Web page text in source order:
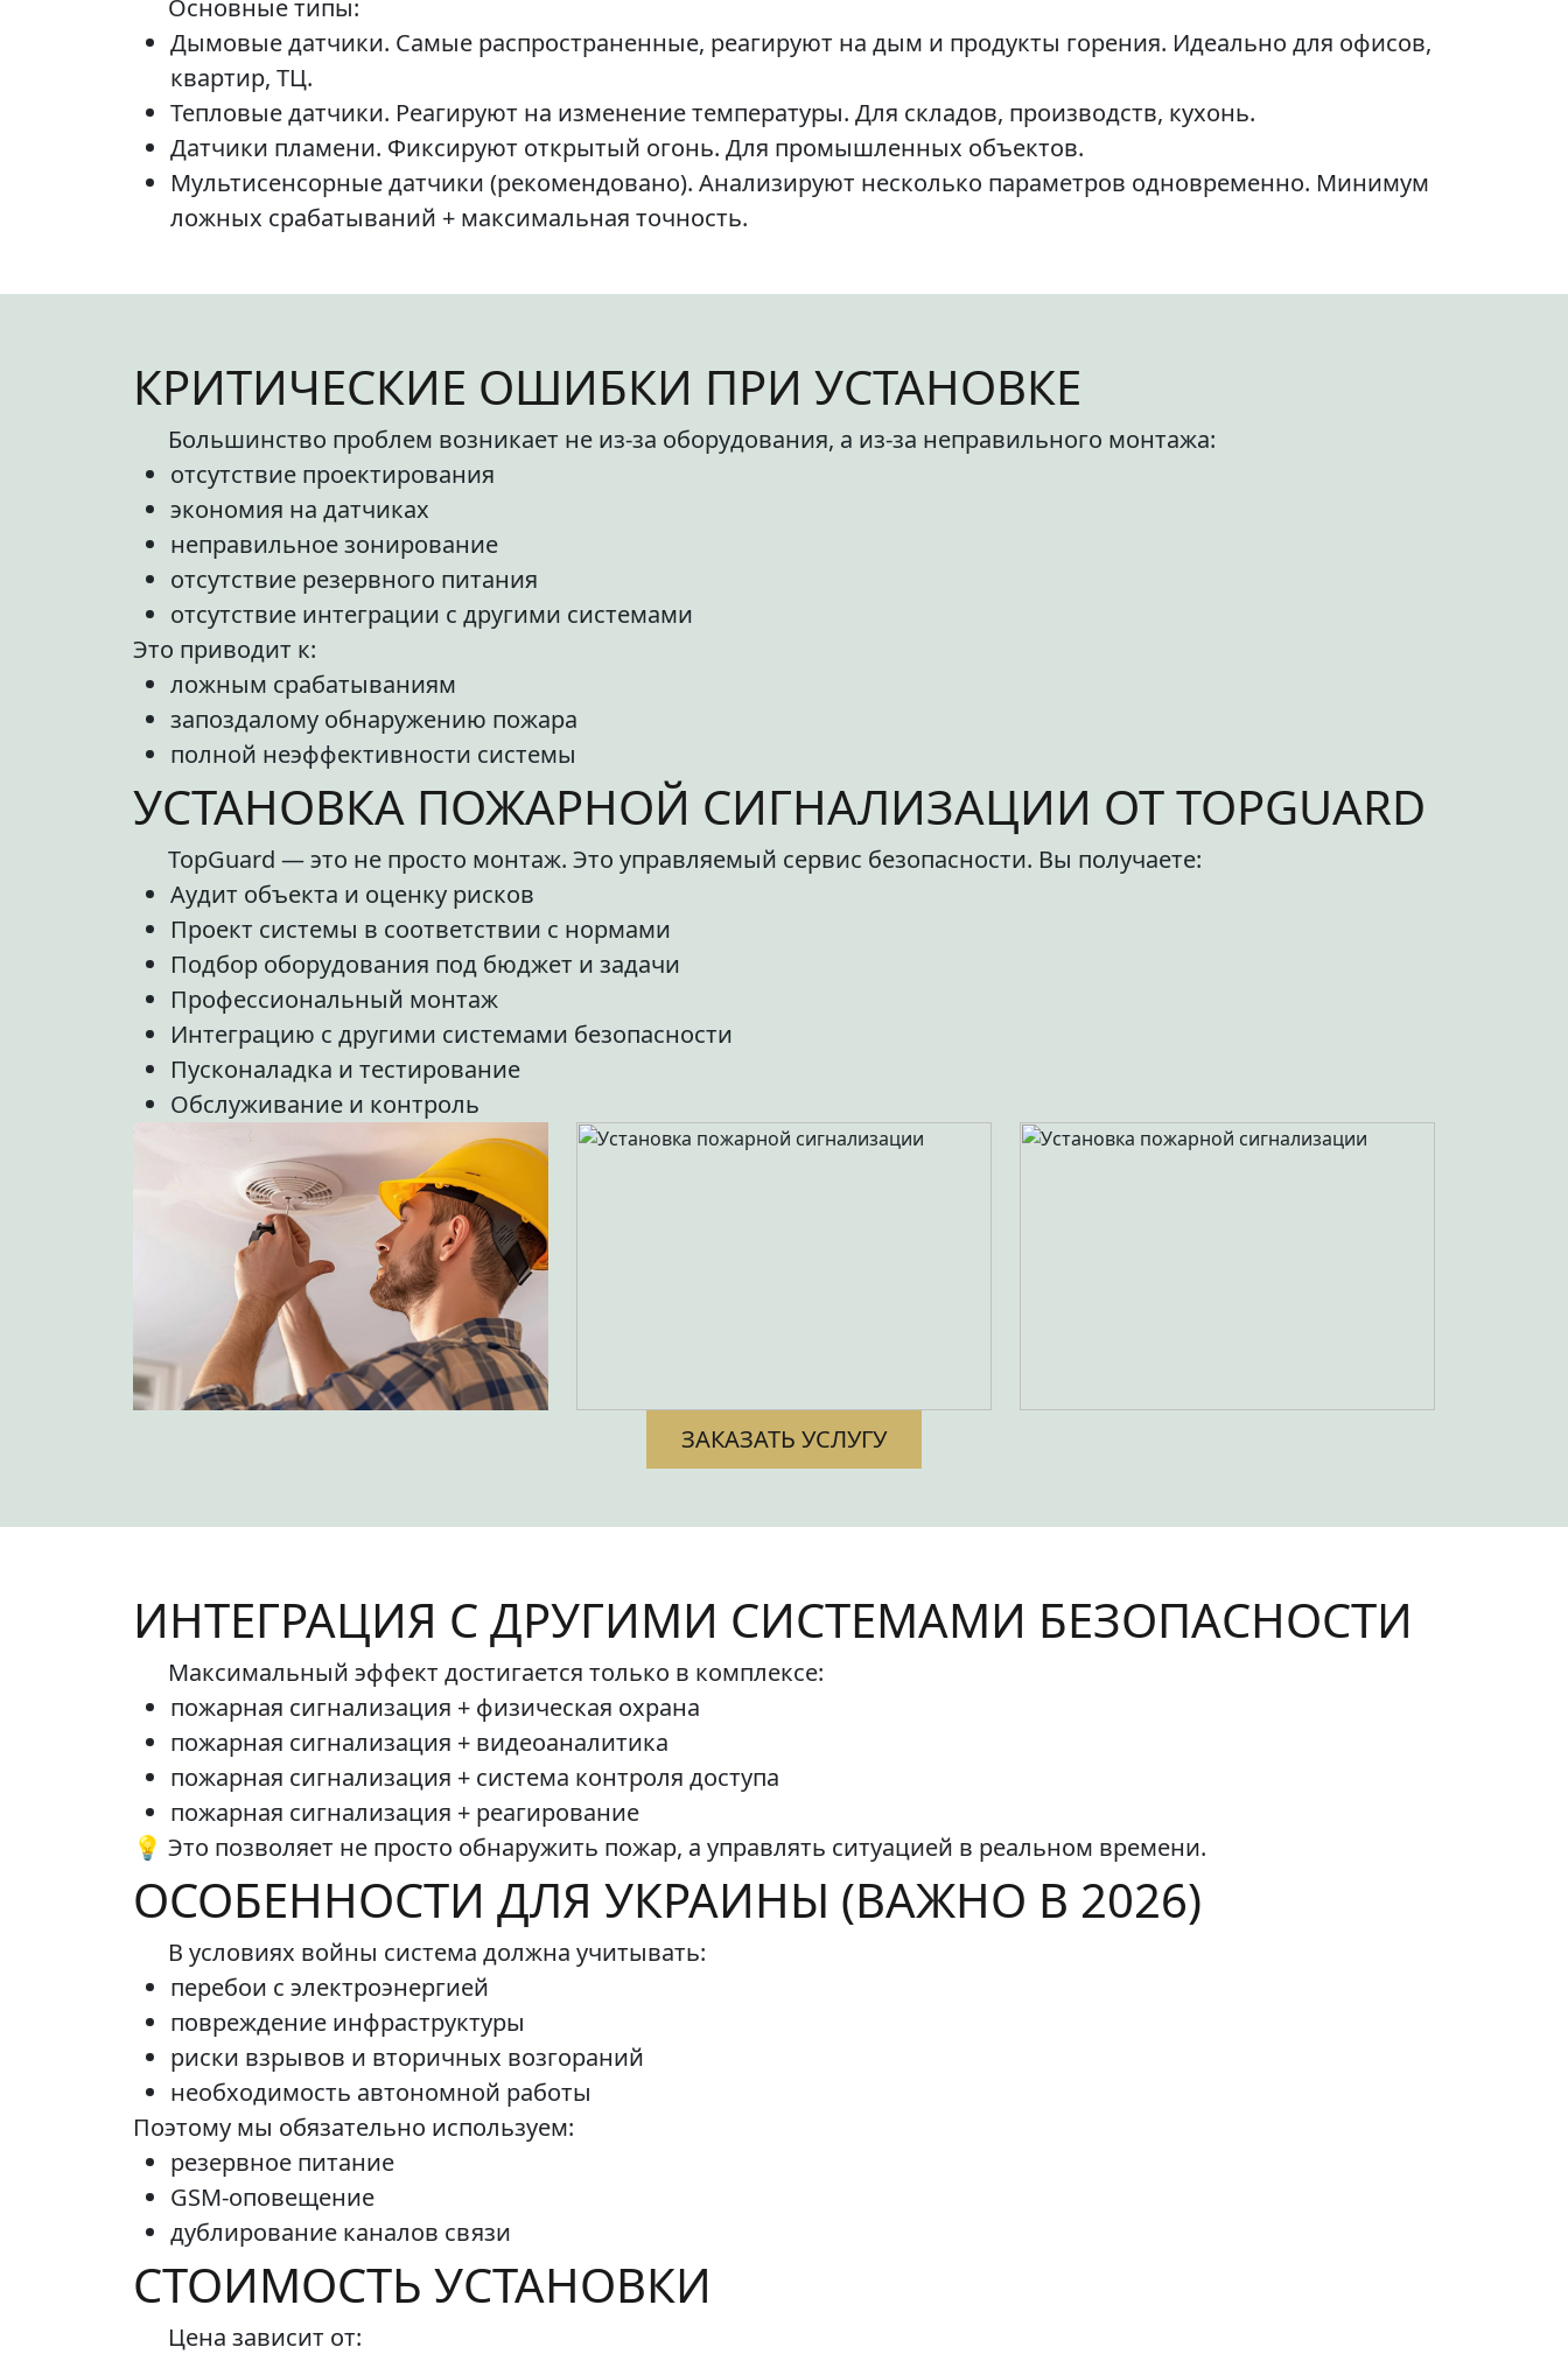
Основные типы:
Дымовые датчики. Самые распространенные, реагируют на дым и продукты горения. Идеально для офисов,
квартир, ТЦ.
Тепловые датчики. Реагируют на изменение температуры. Для складов, производств, кухонь.
Датчики пламени. Фиксируют открытый огонь. Для промышленных объектов.
Мультисенсорные датчики (рекомендовано). Анализируют несколько параметров одновременно. Минимум
ложных срабатываний + максимальная точность.
КРИТИЧЕСКИЕ ОШИБКИ ПРИ УСТАНОВКЕ
Большинство проблем возникает не из-за оборудования, а из-за неправильного монтажа:
отсутствие проектирования
экономия на датчиках
неправильное зонирование
отсутствие резервного питания
отсутствие интеграции с другими системами
Это приводит к:
ложным срабатываниям
запоздалому обнаружению пожара
полной неэффективности системы
УСТАНОВКА ПОЖАРНОЙ СИГНАЛИЗАЦИИ ОТ TOPGUARD
TopGuard — это не просто монтаж. Это управляемый сервис безопасности. Вы получаете:
Аудит объекта и оценку рисков
Проект системы в соответствии с нормами
Подбор оборудования под бюджет и задачи
Профессиональный монтаж
Интеграцию с другими системами безопасности
Пусконаладка и тестирование
Обслуживание и контроль
ЗАКАЗАТЬ УСЛУГУ
ИНТЕГРАЦИЯ С ДРУГИМИ СИСТЕМАМИ БЕЗОПАСНОСТИ
Максимальный эффект достигается только в комплексе:
пожарная сигнализация + физическая охрана
пожарная сигнализация + видеоаналитика
пожарная сигнализация + система контроля доступа
пожарная сигнализация + реагирование
💡 Это позволяет не просто обнаружить пожар, а управлять ситуацией в реальном времени.
ОСОБЕННОСТИ ДЛЯ УКРАИНЫ (ВАЖНО В 2026)
В условиях войны система должна учитывать:
перебои с электроэнергией
повреждение инфраструктуры
риски взрывов и вторичных возгораний
необходимость автономной работы
Поэтому мы обязательно используем:
резервное питание
GSM-оповещение
дублирование каналов связи
СТОИМОСТЬ УСТАНОВКИ
Цена зависит от: